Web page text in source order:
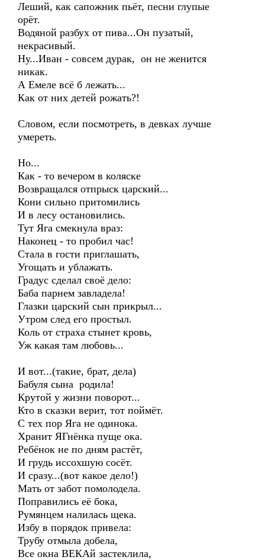
Леший, как сапожник пьёт, песни глупые
орёт.
Водяной разбух от пива...Он пузатый,
некрасивый.
Ну...Иван - совсем дурак, он не женится
никак.
А Емеле всё б лежать...
Как от них детей рожать?!
Словом, если посмотреть, в девках лучше
умереть.
Но...
Как - то вечером в коляске
Возвращался отпрыск царский...
Кони сильно притомились
И в лесу остановились.
Тут Яга смекнула враз:
Наконец - то пробил час!
Стала в гости приглашать,
Угощать и ублажать.
Градус сделал своё дело:
Баба парнем завладела!
Глазки царский сын прикрыл...
Утром след его простыл.
Коль от страха стынет кровь,
Уж какая там любовь...
И вот...(такие, брат, дела)
Бабуля сына родила!
Крутой у жизни поворот...
Кто в сказки верит, тот поймёт.
С тех пор Яга не одинока.
Хранит ЯГнёнка пуще ока.
Ребёнок не по дням растёт,
И грудь иссохшую сосёт.
И сразу...(вот какое дело!)
Мать от забот помолодела.
Поправились её бока,
Румянцем налилась щека.
Избу в порядок привела:
Трубу отмыла добела,
Все окна ВЕКАй застеклила,